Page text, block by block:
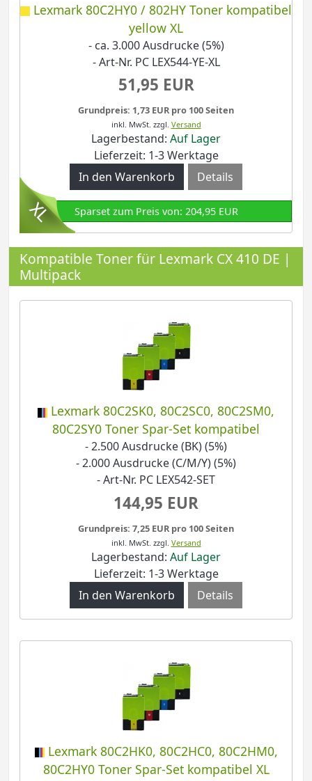
Lexmark 80C2HY0 / 802HY Toner kompatibel
yellow XL
- ca. 3.000 Ausdrucke (5%)
- Art-Nr. PC LEX544-YE-XL
51,95 EUR
Grundpreis: 1,73 EUR pro 100 Seiten
inkl. MwSt. zzgl. Versand
Lagerbestand: Auf Lager
Lieferzeit: 1-3 Werktage
Details
Sparset zum Preis von: 204,95 EUR
Kompatible Toner für Lexmark CX 410 DE |
Multipack
Lexmark 80C2SK0, 80C2SC0, 80C2SM0,
80C2SY0 Toner Spar-Set kompatibel
- 2.500 Ausdrucke (BK) (5%)
- 2.000 Ausdrucke (C/M/Y) (5%)
- Art-Nr. PC LEX542-SET
144,95 EUR
Grundpreis: 7,25 EUR pro 100 Seiten
inkl. MwSt. zzgl. Versand
Lagerbestand: Auf Lager
Lieferzeit: 1-3 Werktage
Details
Lexmark 80C2HK0, 80C2HC0, 80C2HM0,
80C2HY0 Toner Spar-Set kompatibel XL